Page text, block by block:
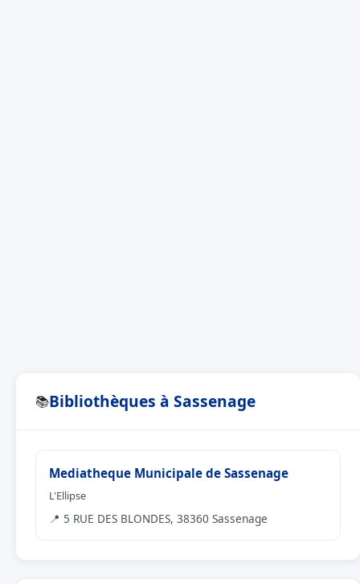
📚Bibliothèques à Sassenage
Mediatheque Municipale de Sassenage
L'Ellipse
📍 5 RUE DES BLONDES, 38360 Sassenage